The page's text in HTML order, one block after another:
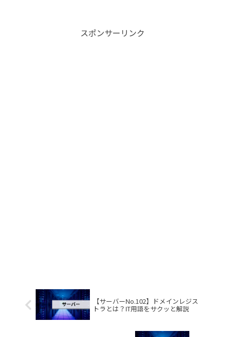
スポンサーリンク
【サーバーNo.102】ドメインレジス
トラとは？IT用語をサクッと解説